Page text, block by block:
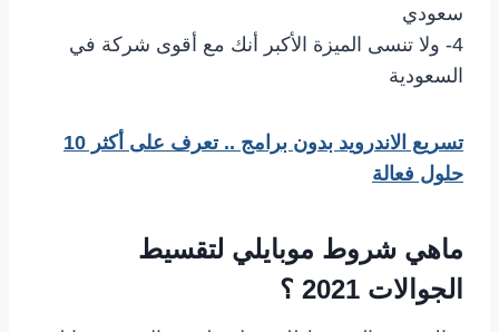
سعودي
4- ولا تنسى الميزة الأكبر أنك مع أقوى شركة في
السعودية
تسريع الاندرويد بدون برامج .. تعرف على أكثر 10
حلول فعالة
ماهي شروط موبايلي لتقسيط
الجوالات 2021 ؟